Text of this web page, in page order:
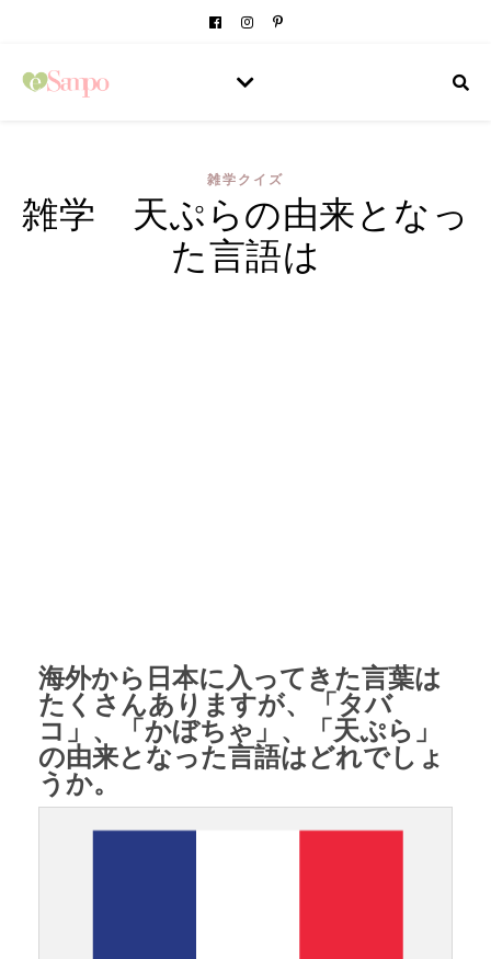
雑学クイズ
雑学 天ぷらの由来となっ
た言語は
海外から日本に入ってきた言葉は
たくさんありますが、「タバ
コ」、「かぼちゃ」、「天ぷら」
の由来となった言語はどれでしょ
うか。